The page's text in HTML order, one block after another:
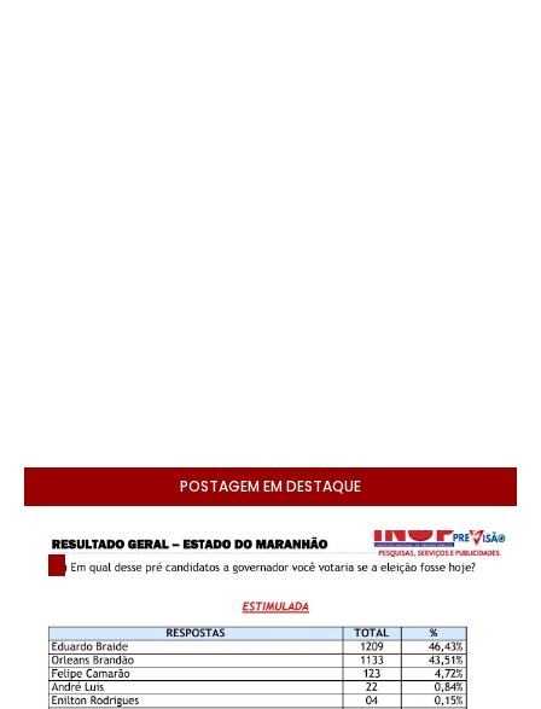
POSTAGEM EM DESTAQUE